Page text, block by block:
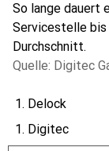
So lange dauert
Servicestelle
Durchschnitt.
Quelle: Digitec
1. Delock
1. Digitec